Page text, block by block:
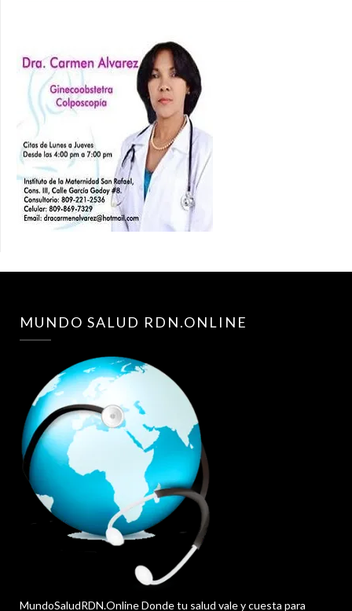
MUNDO SALUD RDN.ONLINE
MundoSaludRDN.Online Donde tu salud vale y cuesta para